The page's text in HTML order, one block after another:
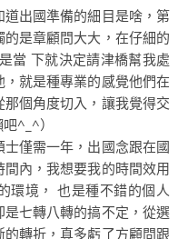
出國準備的細目是啥，第
是章顧問大大，在仔細的
當 下就決定請津橋幫我處
就是種專業的感覺他們在
個角度切入，讓我覺得交
^_^）
僅需一年，出國念跟在國
內，我想要我的時間效用
環境， 也是種不錯的個人
七轉八轉的搞不定，從選
轉折，真多虧了方顧問跟